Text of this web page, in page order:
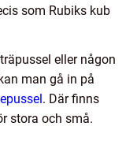
som Rubiks kub
eller någon
man gå in på
. Där finns
stora och små.